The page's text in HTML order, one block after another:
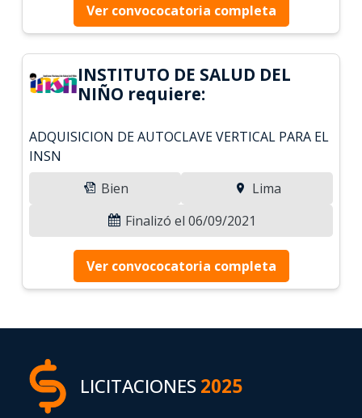
Ver convococatoria completa
INSTITUTO DE SALUD DEL
NIÑO requiere:
ADQUISICION DE AUTOCLAVE VERTICAL PARA EL
INSN
Bien
Lima
Finalizó el 06/09/2021
Ver convococatoria completa
LICITACIONES2025